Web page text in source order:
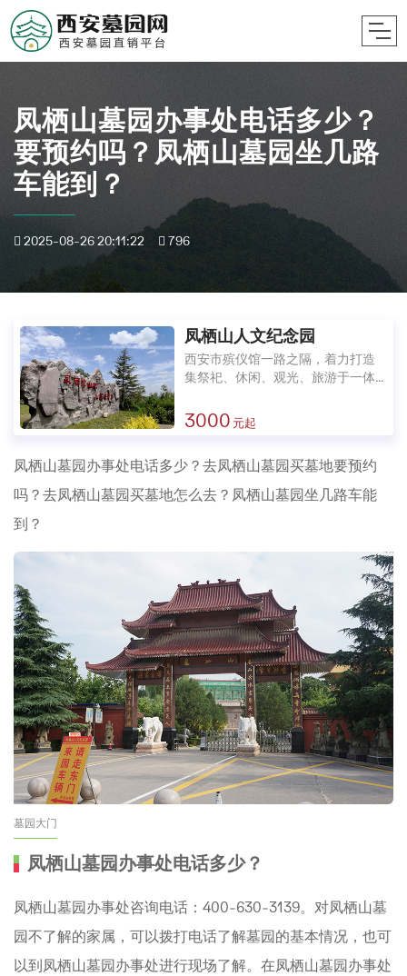
凤栖山墓园办事处电话多少？
要预约吗？凤栖山墓园坐几路
车能到？
2025-08-26 20:11:22 796
凤栖山人文纪念园
西安市殡仪馆一路之隔，着力打造
集祭祀、休闲、观光、旅游于一体
3000
凤栖山墓园办事处电话多少？去凤栖山墓园买墓地要预约
吗？去凤栖山墓园买墓地怎么去？凤栖山墓园坐几路车能
到？
墓园大门
凤栖山墓园办事处电话多少？
凤栖山墓园办事处咨询电话：400-630-3139。对凤栖山墓
园不了解的家属，可以拨打电话了解墓园的基本情况，也可
以到凤栖山墓园办事处进行现场了解。在凤栖山墓园办事处